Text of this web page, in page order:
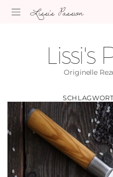
Lissi's Passion
Lissi's
Originelle